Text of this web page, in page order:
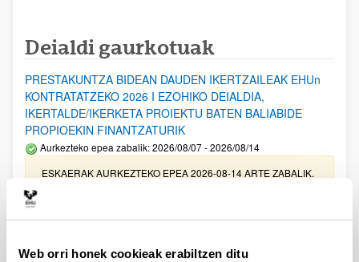
Web orri honek cookieak erabiltzen ditu
Deialdi gaurkotuak
PRESTAKUNTZA BIDEAN DAUDEN IKERTZAILEAK EHUn
KONTRATATZEKO 2026 I EZOHIKO DEIALDIA,
IKERTALDE/IKERKETA PROIEKTU BATEN BALIABIDE
PROPIOEKIN FINANTZATURIK
Aurkezteko epea zabalik: 2026/08/07 - 2026/08/14
ESKAERAK AURKEZTEKO EPEA 2026-08-14 ARTE ZABALIK.
UPV/EHUn Azpiegitura Zientifikoa eta Funts Bibliografikoak